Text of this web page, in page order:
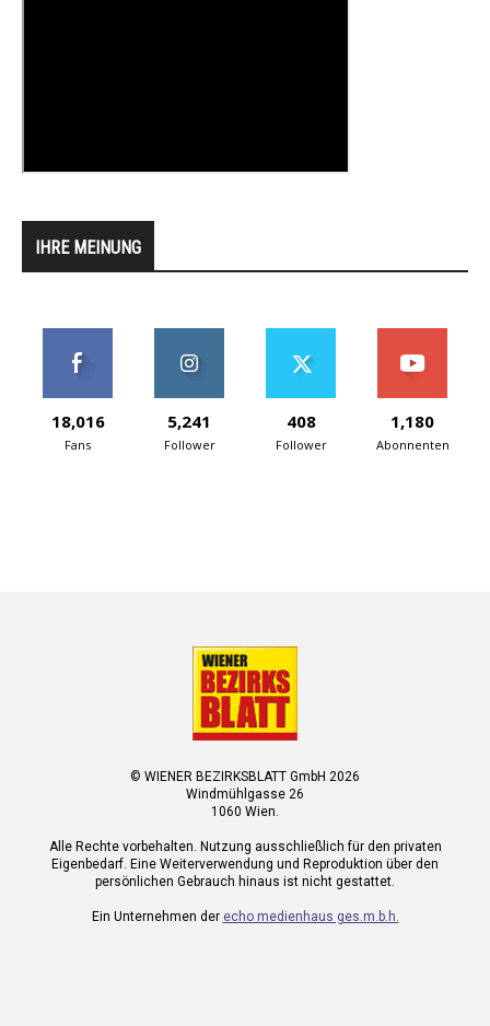
IHRE MEINUNG
18,016
Fans
5,241
Follower
408
Follower
1,180
Abonnenten
© WIENER BEZIRKSBLATT GmbH 2026
Windmühlgasse 26
1060 Wien.
Alle Rechte vorbehalten. Nutzung ausschließlich für den privaten
Eigenbedarf. Eine Weiterverwendung und Reproduktion über den
persönlichen Gebrauch hinaus ist nicht gestattet.
Ein Unternehmen der echo medienhaus ges.m.b.h.